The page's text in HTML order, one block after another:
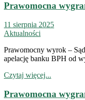
Prawomocna
11 sierpnia 2025
Aktualności
Prawomocny wyrok –
apelację banku BPH od
Czytaj więcej...
Prawomocna